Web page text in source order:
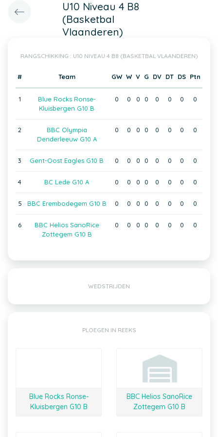
U10 Niveau 4 B8
(Basketbal
Vlaanderen)
RANGSCHIKKING : U10 NIVEAU 4 B8 (BASKETBAL VLAANDEREN)
# Team GW W V G DV DT DS Ptn
1
Blue Rocks Ronse-
Kluisbergen G10 B
0 0 0 0 0 0 0 0
2
BBC Olympia
Denderleeuw G10 A
0 0 0 0 0 0 0 0
3 Gent-Oost Eagles G10 B 0 0 0 0 0 0 0 0
4 BC Lede G10 A 0 0 0 0 0 0 0 0
5 BBC Erembodegem G10 B 0 0 0 0 0 0 0 0
6
BBC Helios SanoRice
Zottegem G10 B
0 0 0 0 0 0 0 0
WEDSTRIJDEN
PLOEGEN IN REEKS
Blue Rocks Ronse-
Kluisbergen G10 B
BBC Helios SanoRice
Zottegem G10 B